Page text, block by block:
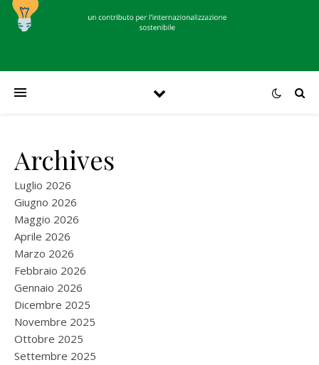
Archives
Luglio 2026
Giugno 2026
Maggio 2026
Aprile 2026
Marzo 2026
Febbraio 2026
Gennaio 2026
Dicembre 2025
Novembre 2025
Ottobre 2025
Settembre 2025